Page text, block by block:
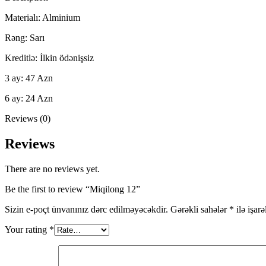
Materialı: Alminium
Rəng: Sarı
Kreditlə: İlkin ödənişsiz
3 ay: 47 Azn
6 ay: 24 Azn
Reviews (0)
Reviews
There are no reviews yet.
Be the first to review “Miqilong 12”
Sizin e-poçt ünvanınız dərc edilməyəcəkdir. Gərəkli sahələr * ilə
Your rating *